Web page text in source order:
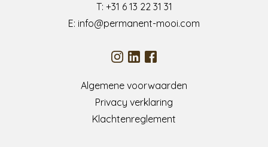
T: +31 6 13 22 31 31
E: info@permanent-mooi.com
Algemene voorwaarden
Privacy verklaring
Klachtenreglement